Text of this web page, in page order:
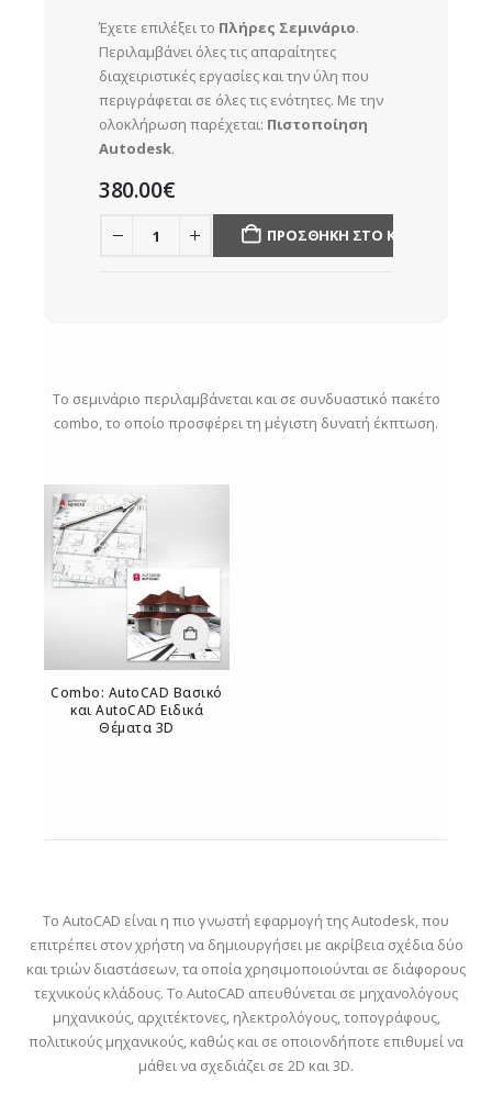
Έχετε επιλέξει το Πλήρες Σεμινάριο.
Περιλαμβάνει όλες τις απαραίτητες
διαχειριστικές εργασίες και την ύλη που
περιγράφεται σε όλες τις ενότητες. Με την
ολοκλήρωση παρέχεται: Πιστοποίηση
Autodesk.
380.00€
ΠΡΟΣΘΉΚΗ ΣΤΟ ΚΑΛΆΘΙ
Το σεμινάριο περιλαμβάνεται και σε συνδυαστικό πακέτο
combo, το οποίο προσφέρει τη μέγιστη δυνατή έκπτωση.
Combo: AutoCAD Βασικό
και AutoCAD Ειδικά
Θέματα 3D
Το AutoCAD είναι η πιο γνωστή εφαρμογή της Autodesk, που
επιτρέπει στον χρήστη να δημιουργήσει με ακρίβεια σχέδια δύο
και τριών διαστάσεων, τα οποία χρησιμοποιούνται σε διάφορους
τεχνικούς κλάδους. Το AutoCAD απευθύνεται σε μηχανολόγους
μηχανικούς, αρχιτέκτονες, ηλεκτρολόγους, τοπογράφους,
πολιτικούς μηχανικούς, καθώς και σε οποιονδήποτε επιθυμεί να
μάθει να σχεδιάζει σε 2D και 3D.